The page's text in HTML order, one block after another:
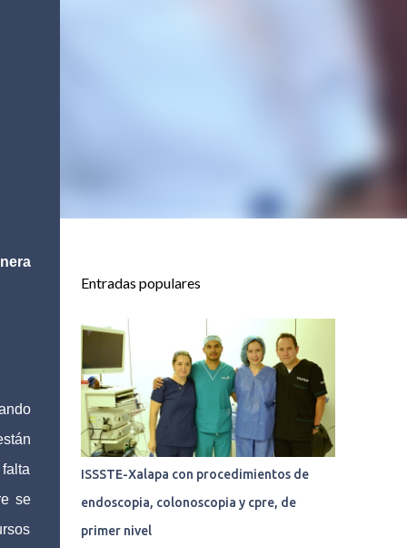
se
Entradas populares
ISSSTE-Xalapa con procedimientos de
endoscopia, colonoscopia y cpre, de
primer nivel